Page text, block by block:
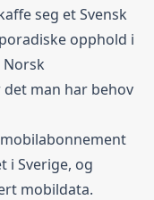
seg et Svensk
opphold i
Norsk
man har behov
i Sverige, og
mobildata.